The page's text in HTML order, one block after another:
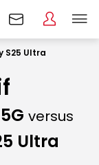
S25 Ultra
versus
Ultra